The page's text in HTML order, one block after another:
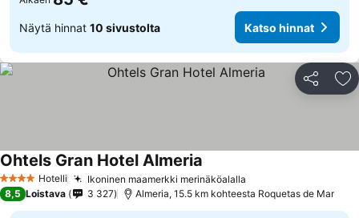
Näytä hinnat 10 sivustolta Katso hinnat
Jaa
4 Tähtiluokitus
Hotelli Ikoninen maamerkki merinäköalalla
Ohtels Gran Hotel Almeria
8,5 Loistava 3 327 Almeria, 15.5 km kohteesta Roquetas de Mar